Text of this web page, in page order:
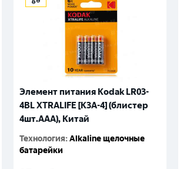
Элемент питания Kodak LR03-
4BL XTRALIFE [K3A-4] (блистер
4шт.AАА), Китай
Технология:Alkaline щелочные
батарейки